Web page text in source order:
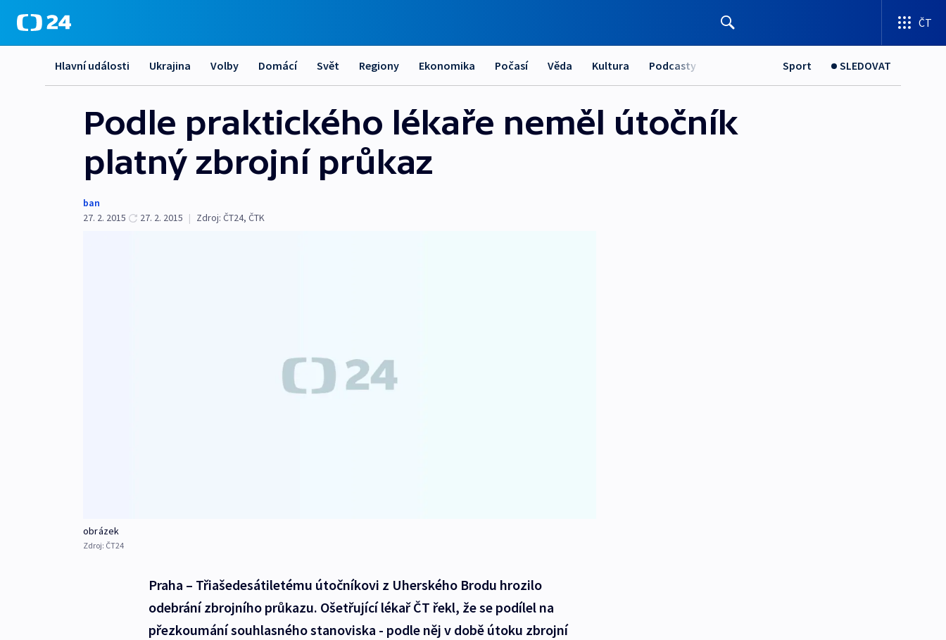
ČT
Hlavní události Ukrajina Volby Domácí Svět Regiony Ekonomika Počasí Věda Kultura Podcasty Sport SLEDOVAT
Podle praktického lékaře neměl útočník
platný zbrojní průkaz
ban
27. 2. 2015
27. 2. 2015 | Zdroj: ČT24, ČTK
obrázek
Zdroj: ČT24
Praha – Třiašedesátiletému útočníkovi z Uherského Brodu hrozilo
odebrání zbrojního průkazu. Ošetřující lékař ČT řekl, že se podílel na
přezkoumání souhlasného stanoviska - podle něj v době útoku zbrojní